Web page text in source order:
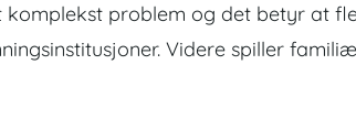
komplekst problem og det betyr at
Videre spiller